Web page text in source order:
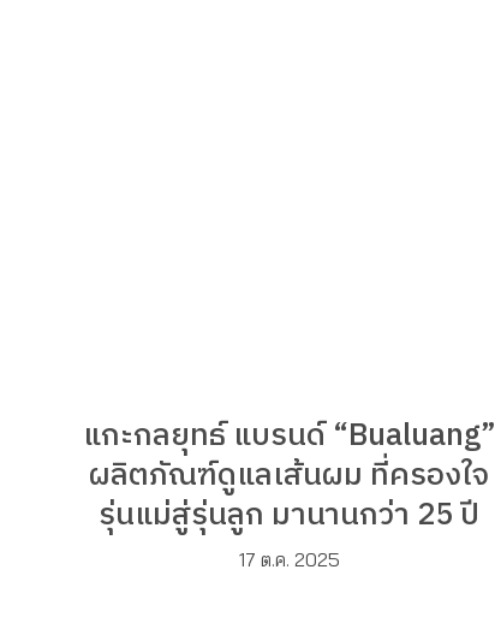
แกะกลยุทธ์ แบรนด์ “Bualuang”
ผลิตภัณฑ์ดูแลเส้นผม ที่ครองใจ
รุ่นแม่สู่รุ่นลูก มานานกว่า 25 ปี
17 ต.ค. 2025